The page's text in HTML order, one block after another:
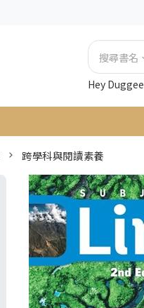
Hey Duggee
跨學科與閱讀素養